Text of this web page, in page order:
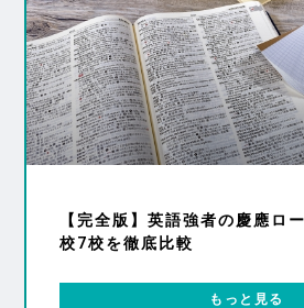
【完全版】英語強者の慶應ロ
校7校を徹底比較
もっと見る